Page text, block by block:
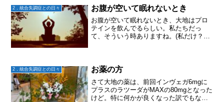
2．統合失調症との日々 お腹が空いて眠れないとき
お腹が空いて眠れないとき、大地はプロ
テインを飲んでるらしい。私たちだっ
て、そういう時ありますね。(私だけ？）
の事無いですか？プロテイ...
2．統合失調症との日々 お薬の方
さて大地の薬は、前回インヴェガ6mgに
プラスのラツーダがMAXの80mgとなった
けど。特に何かが良くなった訳でもな